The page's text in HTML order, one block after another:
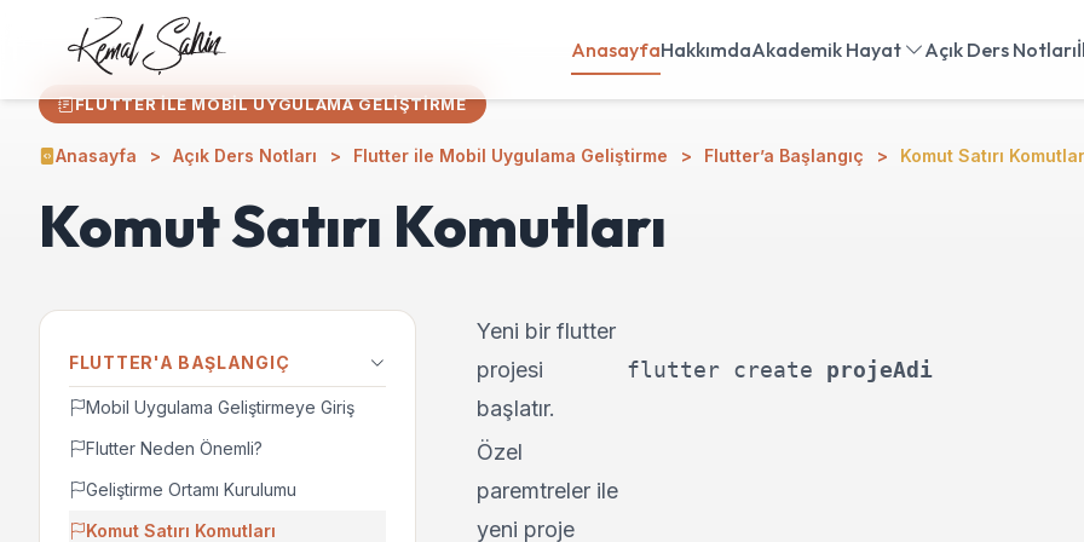
AnasayfaHakkımdaAkademik Hayat Açık Ders Notları
FLUTTER ILE MOBIL UYGULAMA GELIŞTIRME
Anasayfa Açık Ders Notları Flutter ile Mobil Uygulama Geliştirme Flutter’a Başlangıç Komut Satırı
Komut Satırı Komutları
FLUTTER'A BAŞLANGIÇ
Mobil Uygulama Geliştirmeye Giriş
Flutter Neden Önemli?
Geliştirme Ortamı Kurulumu
Komut Satırı Komutları
Yeni bir flutter
projesi
başlatır.
flutter create projeAdi
Özel
paremtreler ile
yeni proje